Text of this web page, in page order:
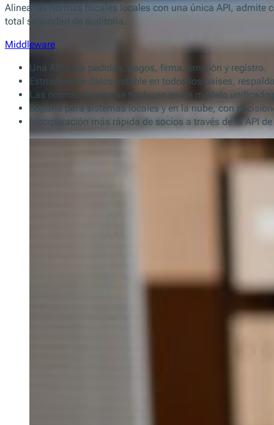
Alinea las normas fiscales locales con una única API, admite
total seguridad de auditoría.
Middleware
Una API para pedidos, pagos, firma, emisión y registro.
Estructura de datos estable en todos los países,
Las normas locales se traducen en un modelo unificado
Soporte para sistemas locales y en la nube, con
Incorporación más rápida de socios a través de la API